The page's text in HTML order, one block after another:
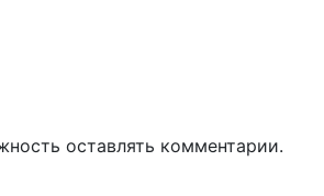
оставлять комментарии.